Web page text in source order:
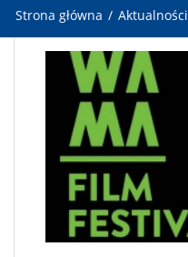
Strona główna / Aktualności